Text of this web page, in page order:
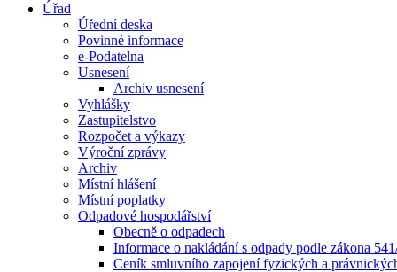
Úřad
Úřední deska
Povinné informace
e-Podatelna
Usnesení
Archiv usnesení
Vyhlášky
Zastupitelstvo
Rozpočet a výkazy
Výroční zprávy
Archiv
Místní hlášení
Místní poplatky
Odpadové hospodářství
Obecně o odpadech
Informace o nakládání s odpady podle zákona
Ceník smluvního zapojení fyzických a